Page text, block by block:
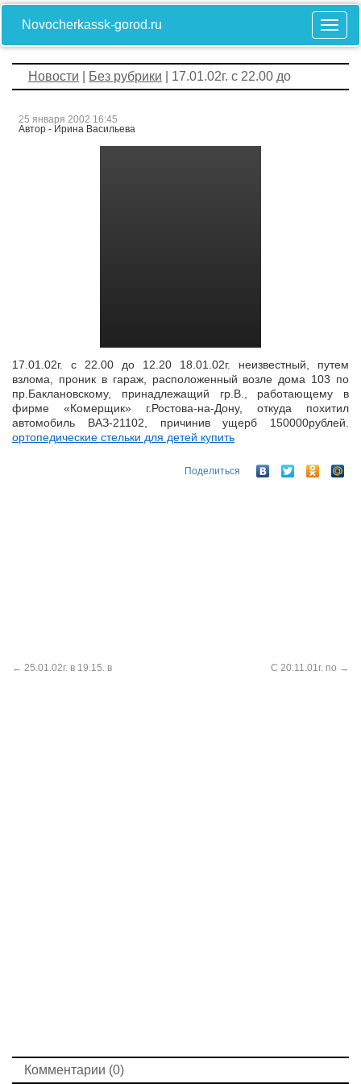
Novocherkassk-gorod.ru
Новости Без рубрики | 17.01.02г. с 22.00 до
25 января 2002 16:45
Автор - Ирина Васильева
17.01.02г. с 22.00 до 12.20 18.01.02г. неизвестный, путем
взлома, проник в гараж, расположенный возле дома 103 по
пр.Баклановскому, принадлежащий гр.В., работающему в
фирме «Комерщик» г.Ростова-на-Дону, откуда похитил
автомобиль ВАЗ-21102, причинив ущерб 150000рублей.
ортопедические стельки для детей купить
Поделиться
← 25.01.02г. в 19.15. в С 20.11.01г. по →
Комментарии (0)